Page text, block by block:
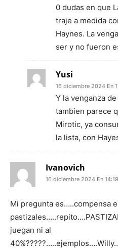
0 dudas en que
traje a medida
Haynes. La
ser y no fueron
Yusi
16 diciembre 2024 En
Y la venganza
tambien parece
Mirotic, ya
la lista, con
Ivanovich
16 diciembre 2024 En 14:19
Mi pregunta es…..compensa
juegan ni al